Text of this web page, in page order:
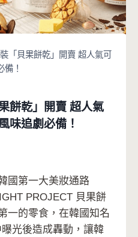
「貝果餅乾」開賣 超人氣可
備！
餅乾」開賣 超人氣
味追劇必備！
國第一大美妝通路
PROJECT 貝果餅
一的零食，在韓國知名
光後造成轟動，讓韓